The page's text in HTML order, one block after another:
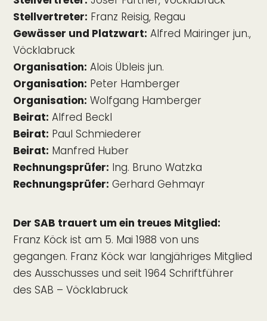
Stellvertreter: Franz Reisig, Regau
Gewässer und Platzwart: Alfred Mairinger jun.,
Vöcklabruck
Organisation: Alois Übleis jun.
Organisation: Peter Hamberger
Organisation: Wolfgang Hamberger
Beirat: Alfred Beckl
Beirat: Paul Schmiederer
Beirat: Manfred Huber
Rechnungsprüfer: Ing. Bruno Watzka
Rechnungsprüfer: Gerhard Gehmayr
Der SAB trauert um ein treues Mitglied:
Franz Köck ist am 5. Mai 1988 von uns
gegangen. Franz Köck war langjähriges Mitglied
des Ausschusses und seit 1964 Schriftführer
des SAB – Vöcklabruck